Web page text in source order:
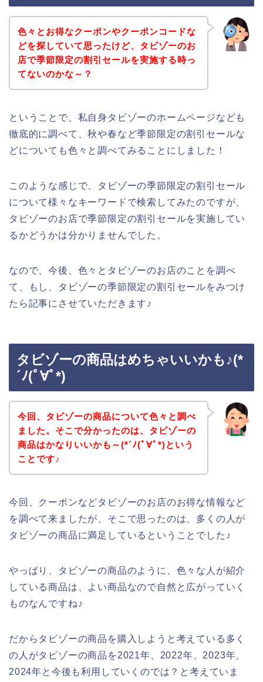
色々とお得なクーポンやクーポンコードな
どを探していて思ったけど、タビゾーのお
店で季節限定の割引セールを実施する時っ
てないのかな～？
ということで、私自身タビゾーのホームページなども
徹底的に調べて、秋や春など季節限定の割引セールな
どについても色々と調べてみることにしました！
このような感じで、タビゾーの季節限定の割引セール
について様々なキーワードで検索してみたのですが、
タビゾーのお店で季節限定の割引セールを実施してい
るかどうかは分かりませんでした。
なので、今後、色々とタビゾーのお店のことを調べ
て、もし、タビゾーの季節限定の割引セールをみつけ
たら記事にさせていただきます♪
タビゾーの商品はめちゃいいかも♪(*
´ﾉ(ﾟ∀ﾟ*)
今回、タビゾーの商品について色々と調べ
ました。そこで分かったのは、タビゾーの
商品はかなりいいかも～(*´ﾉ(ﾟ∀ﾟ*)という
ことです♪
今回、クーポンなどタビゾーのお店のお得な情報など
を調べて来ましたが、そこで思ったのは、多くの人が
タビゾーの商品に満足しているということでした♪
やっぱり、タビゾーの商品のように、色々な人が紹介
している商品は、よい商品なので自然と広がっていく
ものなんですね♪
だからタビゾーの商品を購入しようと考えている多く
の人がタビゾーの商品を2021年、2022年、2023年、
2024年と今後も利用していくのでは？と考えていま